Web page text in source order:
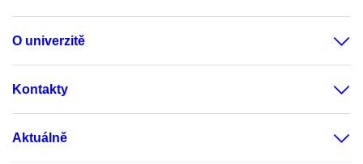
O univerzitě
Kontakty
Aktuálně